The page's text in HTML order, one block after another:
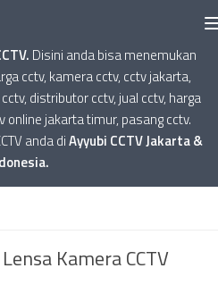
Disini anda bisa menemukan
cctv, kamera cctv, cctv jakarta,
distributor cctv, jual cctv, harga
online jakarta timur, pasang cctv.
anda diAyyubi CCTV Jakarta &
Kamera CCTV